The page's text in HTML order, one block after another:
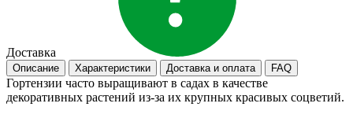
Доставка
Описание Характеристики Доставка и оплата FAQ
Гортензии часто выращивают в садах в качестве
декоративных растений из-за их крупных красивых соцветий.